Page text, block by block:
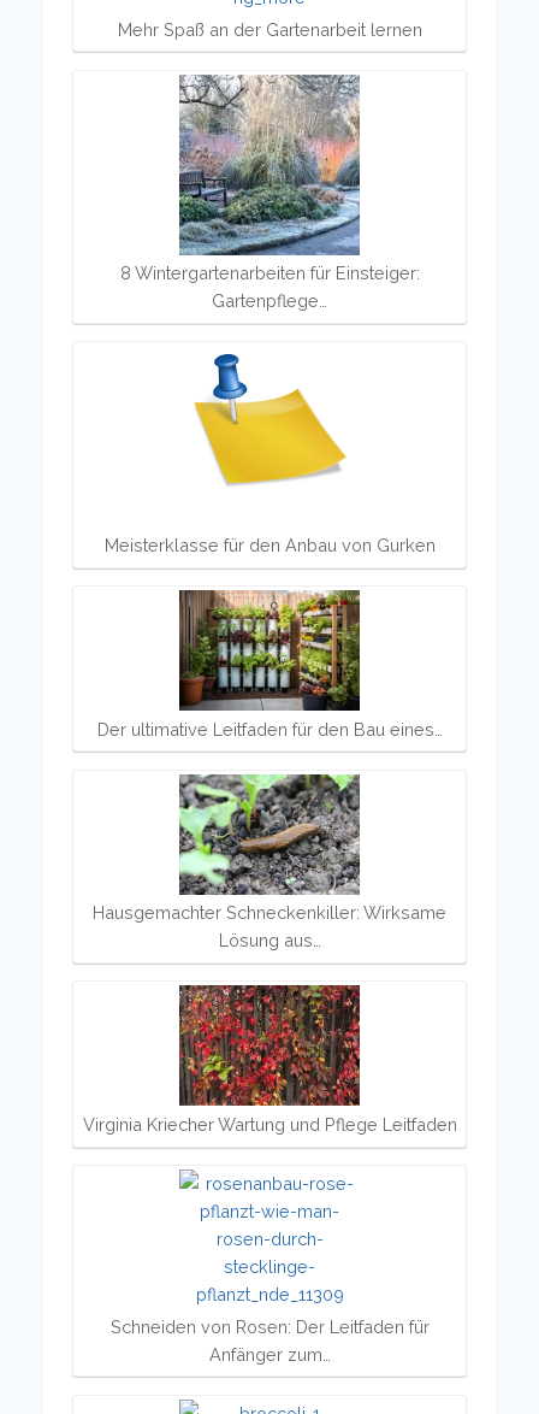
Mehr Spaß an der Gartenarbeit lernen
8 Wintergartenarbeiten für Einsteiger:
Gartenpflege…
Meisterklasse für den Anbau von Gurken
Der ultimative Leitfaden für den Bau eines…
Hausgemachter Schneckenkiller: Wirksame
Lösung aus…
Virginia Kriecher Wartung und Pflege Leitfaden
Schneiden von Rosen: Der Leitfaden für
Anfänger zum…